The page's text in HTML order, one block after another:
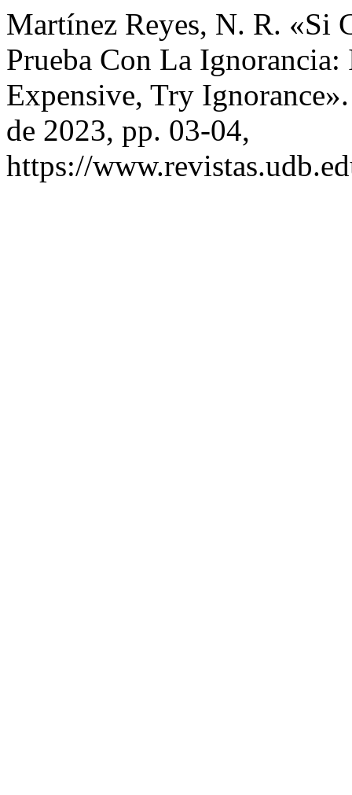
Martínez Reyes, N. R. «Si
Prueba Con La
Expensive, Try
de 2023, pp. 03-04,
https://